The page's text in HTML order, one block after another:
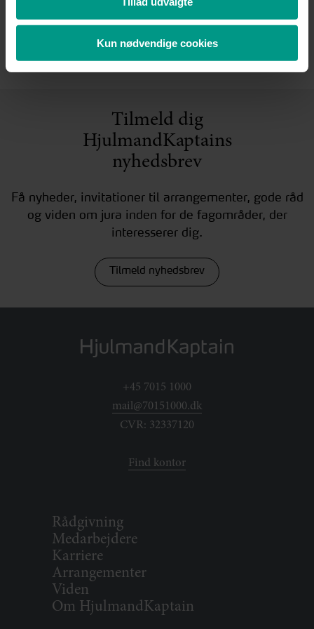
Kun nødvendige cookies
Se flere
Tilmeld dig
HjulmandKaptains
nyhedsbrev
Få nyheder, invitationer til arrangementer, gode råd
og viden om jura inden for de fagområder, der
interesserer dig.
Tilmeld nyhedsbrev
+45 7015 1000
mail@70151000.dk
CVR: 32337120
Find kontor
Rådgivning
Medarbejdere
Karriere
Arrangementer
Viden
Om HjulmandKaptain